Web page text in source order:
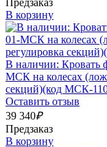
В корзину
В наличии: Кровать
МСК на колесах
секций)(код МСК-
Оставить отзыв
39 340₽
Предзаказ
В корзину